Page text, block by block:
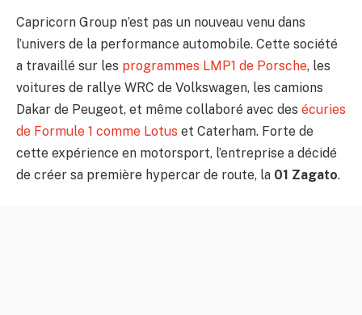
Capricorn Group n’est pas un nouveau venu dans
l’univers de la performance automobile. Cette société
a travaillé sur les programmes LMP1 de Porsche, les
voitures de rallye WRC de Volkswagen, les camions
Dakar de Peugeot, et même collaboré avec des écuries
de Formule 1 comme Lotus et Caterham. Forte de
cette expérience en motorsport, l’entreprise a décidé
de créer sa première hypercar de route, la 01 Zagato.